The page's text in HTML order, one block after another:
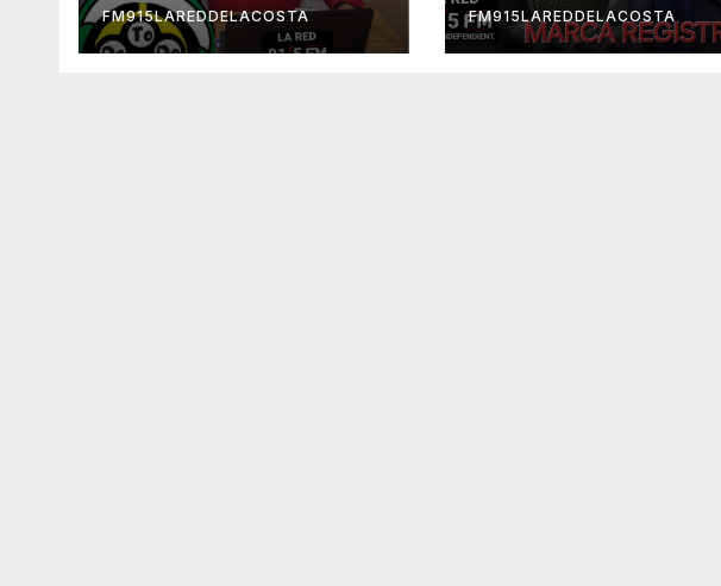
FM915LAREDDELACOSTA FM915LAREDDELACOSTA